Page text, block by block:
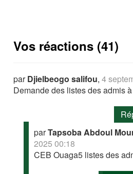
Vos réactions (41)
parDjielbeogo salifou,4
Demande des listes des admis
parTapsoba Abdoul
2025 00:18
CEB Ouaga5 listes des